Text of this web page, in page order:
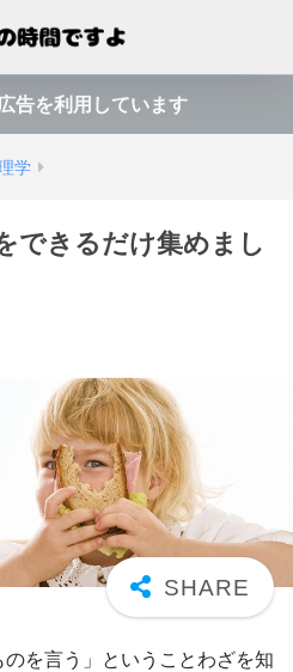
告を利用しています
学
できるだけ集めまし
を言う」ということわざを知